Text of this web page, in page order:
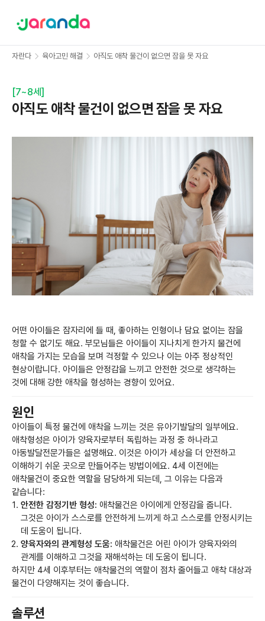
자란다 육아고민 해결 아직도 애착 물건이 없으면 잠을 못 자요
[7~8세 ]
아직도 애착 물건이 없으면 잠을 못 자요
어떤 아이들은 잠자리에 들 때, 좋아하는 인형이나 담요 없이는 잠을
청할 수 없기도 해요. 부모님들은 아이들이 지나치게 한가지 물건에
애착을 가지는 모습을 보며 걱정할 수 있으나 이는 아주 정상적인
현상이랍니다. 아이들은 안정감을 느끼고 안전한 것으로 생각하는
것에 대해 강한 애착을 형성하는 경향이 있어요.
원인
아이들이 특정 물건에 애착을 느끼는 것은 유아기발달의 일부에요.
애착형성은 아이가 양육자로부터 독립하는 과정 중 하나라고
아동발달전문가들은 설명해요. 이것은 아이가 세상을 더 안전하고
이해하기 쉬운 곳으로 만들어주는 방법이에요. 4세 이전에는
애착물건이 중요한 역할을 담당하게 되는데, 그 이유는 다음과
같습니다:
안전한 감정기반 형성: 애착물건은 아이에게 안정감을 줍니다.
그것은 아이가 스스로를 안전하게 느끼게 하고 스스로를 안정시키는
데 도움이 됩니다.
양육자와의 관계형성 도움: 애착물건은 어린 아이가 양육자와의
관계를 이해하고 그것을 재해석하는 데 도움이 됩니다.
하지만 4세 이후부터는 애착물건의 역할이 점차 줄어들고 애착 대상과
물건이 다양해지는 것이 좋습니다.
솔루션